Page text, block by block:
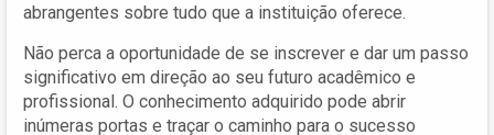
abrangentes sobre tudo que a instituição oferece.
Não perca a oportunidade de se inscrever e dar um passo
significativo em direção ao seu futuro acadêmico e
profissional. O conhecimento adquirido pode abrir
inúmeras portas e traçar o caminho para o sucesso